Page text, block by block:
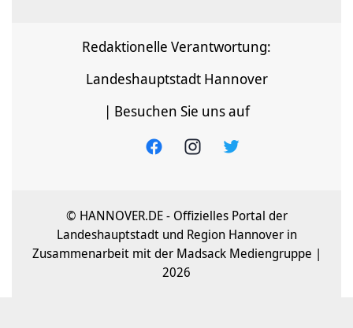
Redaktionelle Verantwortung:
Landeshauptstadt Hannover
| Besuchen Sie uns auf
© HANNOVER.DE - Offizielles Portal der
Landeshauptstadt und Region Hannover in
Zusammenarbeit mit der Madsack Mediengruppe |
2026